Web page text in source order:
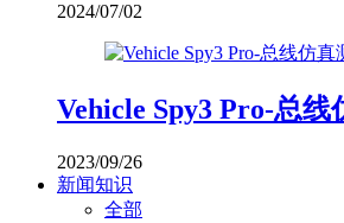
2024/07/02
Vehicle Spy3 Pro-总
2023/09/26
新闻知识
全部